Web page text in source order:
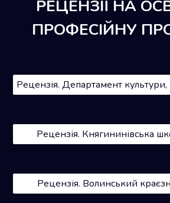
РЕЦЕНЗІЇ НА
ПРОФЕСІЙНУ
Рецензія. Княгининівська
Рецензія. Волинський